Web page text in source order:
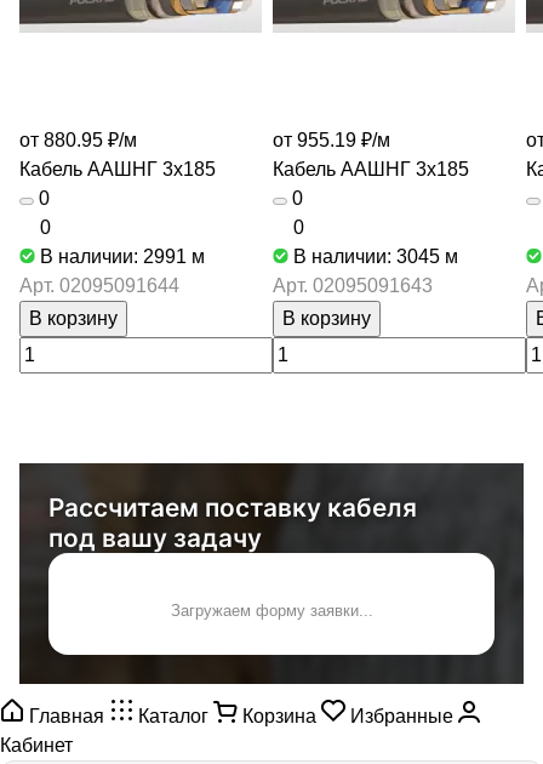
от 880.95 ₽/м
Кабель ААШНГ 3х185
0
0
В наличии: 2991 м
Арт. 02095091644
В корзину
от 955.19 ₽/м
Кабель ААШНГ 3х185
0
0
В наличии: 3045 м
Арт. 02095091643
В корзину
Рассчитаем поставку кабеля
под вашу задачу
Загружаем форму заявки...
Главная Каталог Корзина
Избранные
Кабинет